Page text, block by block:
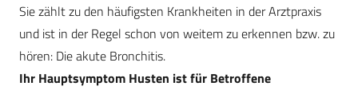
Sie zählt zu den häufigsten Krankheiten in der Arztpraxis
und ist in der Regel schon von weitem zu erkennen bzw. zu
hören: Die akute Bronchitis.
Ihr Hauptsymptom Husten ist für Betroffene